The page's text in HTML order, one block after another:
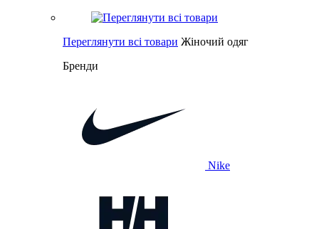
Переглянути всі товари Жіночий одяг
Бренди
Nike